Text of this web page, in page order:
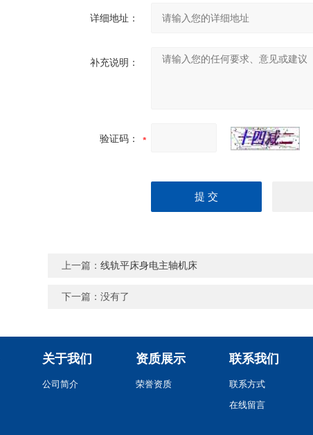
详细地址：
补充说明：
验证码：
上一篇：线轨平床身电主轴机床
下一篇：没有了
关于我们
公司简介
资质展示
荣誉资质
联系我们
联系方式
在线留言